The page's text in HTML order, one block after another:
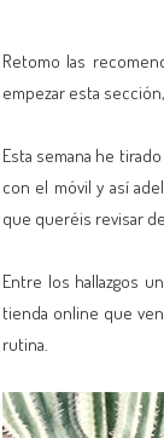
Retomo las
empezar esta
Esta semana he
con el móvil y así
que queréis revisar
Entre los hallazgos
tienda online que
rutina.